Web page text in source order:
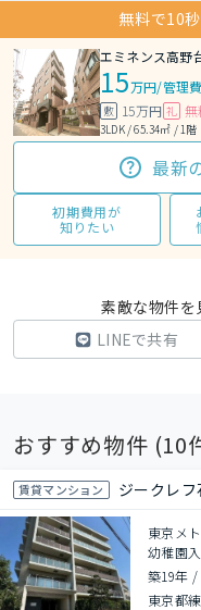
無料で10
エミネンス高野
15万円/管理
敷 15万円 礼 無
3LDK / 65.34㎡ / 1階
最新
初期費用が
知りたい
素敵な物件を
LINEで共有
おすすめ物件 (10
賃貸マンション ジークレ
東京メ
幼稚園
築19年 /
東京都